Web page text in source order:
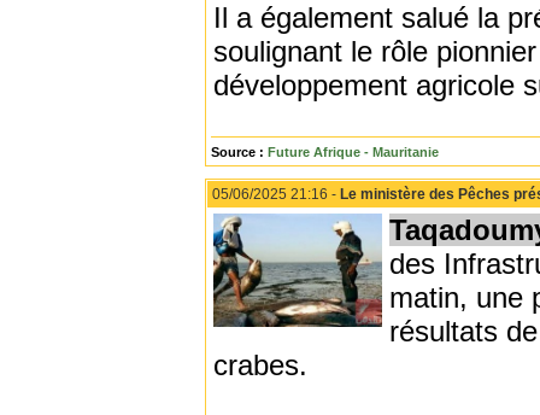
Il a également salué la
soulignant le rôle
développement agricole
Source : Future Afrique - Mauritanie
05/06/2025 21:16 - Le ministère des Pêches
des
matin, une
résultats
crabes.